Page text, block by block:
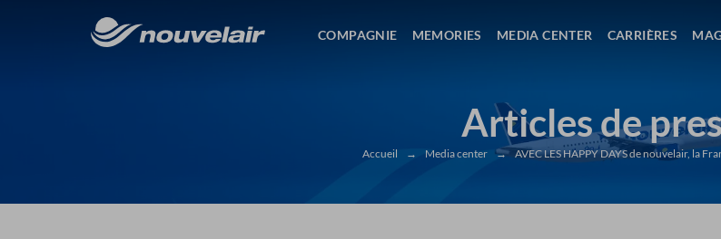
COMPAGNIE MEMORIES MEDIA CENTER CARRIÈRES
Articles de
Accueil → Media center → AVEC LES HAPPY DAYS de nouvelair, la